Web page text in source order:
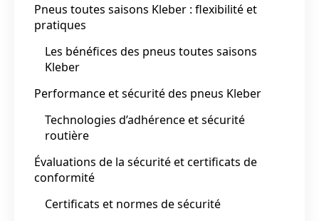
Pneus toutes saisons Kleber : flexibilité et
pratiques
Les bénéfices des pneus toutes saisons
Kleber
Performance et sécurité des pneus Kleber
Technologies d’adhérence et sécurité
routière
Évaluations de la sécurité et certificats de
conformité
Certificats et normes de sécurité